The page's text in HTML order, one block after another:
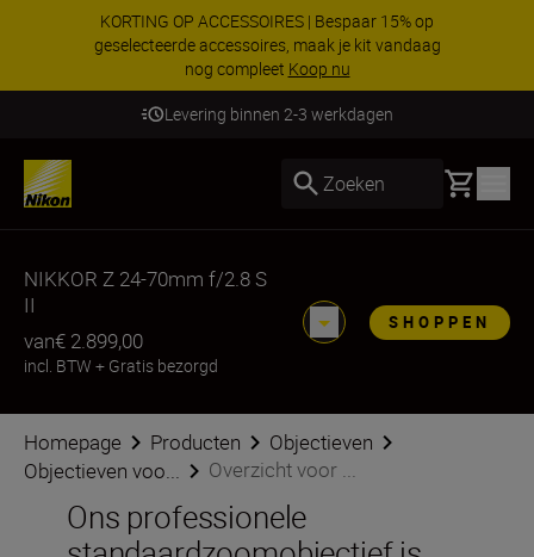
KORTING OP ACCESSOIRES | Bespaar 15% op
geselecteerde accessoires, maak je kit vandaag
nog compleet Koop nu
Levering binnen 2-3 werkdagen
Zoeken Basket
NIKKOR Z 24-70mm f/2.8 S
II
van€ 2.899,00
incl. BTW + Gratis bezorgd
SHOPPEN
Homepage Producten
Objectieven
Objectieven voo...
Overzicht voor ...
Ons professionele